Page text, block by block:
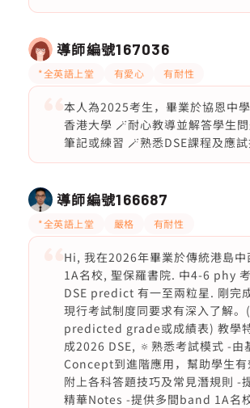
導師編號167036
*全英語上堂 有愛心 有耐性
本人為2025考生，畢業於協恩中
香港大學 🪄耐心教導並解答學生
筆記或練習 🪄熟悉DSE課程及應
導師編號166687
*全英語上堂 嚴格 有耐性
Hi, 我在2026年畢業於傳統港島
1A名校, 聖保羅書院. 中4-6 phy
DSE predict 有一至兩粒星. 剛完
現行考試制度同要求有深入了解。
predicted grade或成績表) 教學
成2026 DSE, 🔅熟悉考試模式 -由
Concept到進階應用，幫助學生有
附上各科答題技巧及常見潛規則 -
精華Notes -提供多間band 1A名